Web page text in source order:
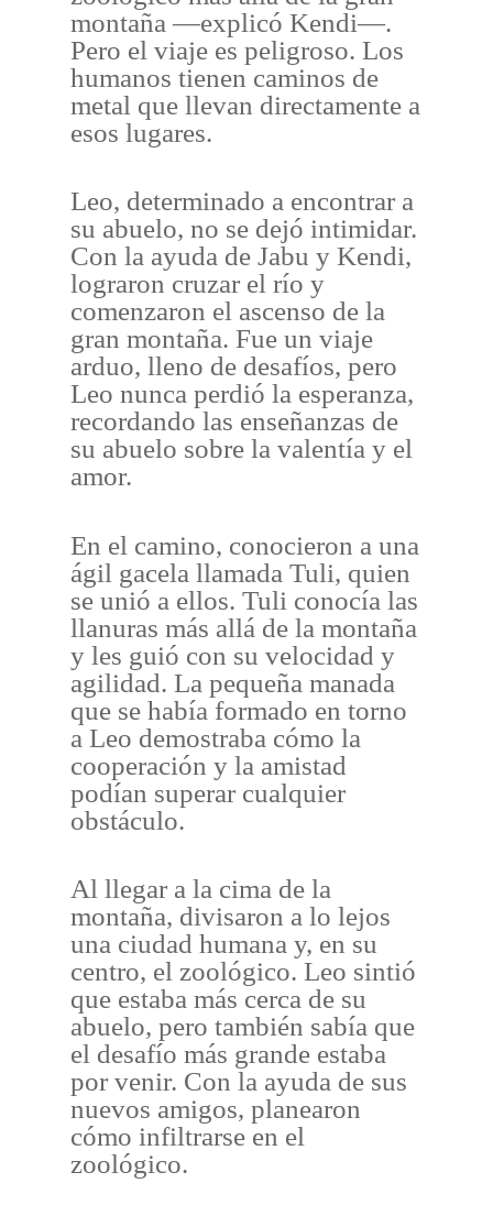
montaña —explicó Kendi—.
Pero el viaje es peligroso. Los
humanos tienen caminos de
metal que llevan directamente a
esos lugares.
Leo, determinado a encontrar a
su abuelo, no se dejó intimidar.
Con la ayuda de Jabu y Kendi,
lograron cruzar el río y
comenzaron el ascenso de la
gran montaña. Fue un viaje
arduo, lleno de desafíos, pero
Leo nunca perdió la esperanza,
recordando las enseñanzas de
su abuelo sobre la valentía y el
amor.
En el camino, conocieron a una
ágil gacela llamada Tuli, quien
se unió a ellos. Tuli conocía las
llanuras más allá de la montaña
y les guió con su velocidad y
agilidad. La pequeña manada
que se había formado en torno
a Leo demostraba cómo la
cooperación y la amistad
podían superar cualquier
obstáculo.
Al llegar a la cima de la
montaña, divisaron a lo lejos
una ciudad humana y, en su
centro, el zoológico. Leo sintió
que estaba más cerca de su
abuelo, pero también sabía que
el desafío más grande estaba
por venir. Con la ayuda de sus
nuevos amigos, planearon
cómo infiltrarse en el
zoológico.